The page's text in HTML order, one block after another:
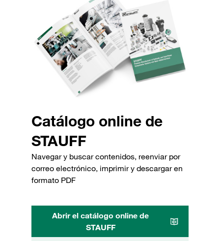
Catálogo online de
STAUFF
Navegar y buscar contenidos, reenviar por
correo electrónico, imprimir y descargar en
formato PDF
Abrir el catálogo online de
STAUFF